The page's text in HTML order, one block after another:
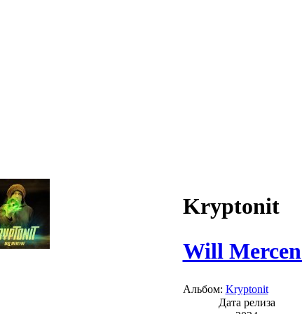
Kryptonit
Will
Альбом: Kryptonit
Дата релиза